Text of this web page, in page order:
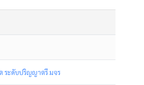
ระดับปริญญาตรี มจร